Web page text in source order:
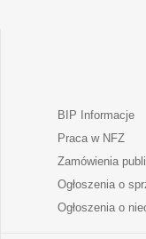
BIP Informacje
Praca w NFZ
Zamówienia
Ogłoszenia o
Ogłoszenia o